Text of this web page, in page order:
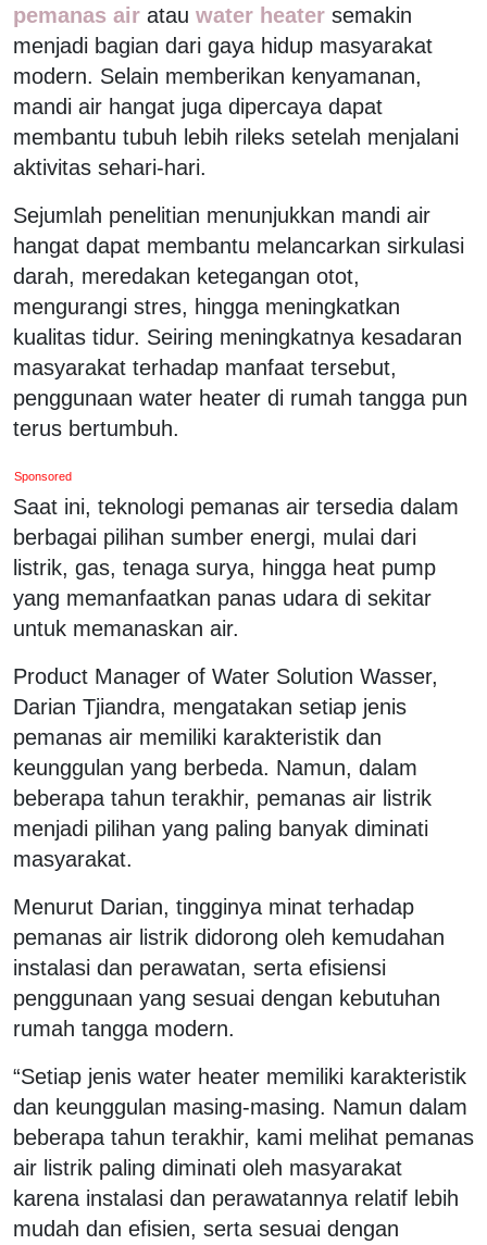
pemanas air atau water heater semakin
menjadi bagian dari gaya hidup masyarakat
modern. Selain memberikan kenyamanan,
mandi air hangat juga dipercaya dapat
membantu tubuh lebih rileks setelah menjalani
aktivitas sehari-hari.
Sejumlah penelitian menunjukkan mandi air
hangat dapat membantu melancarkan sirkulasi
darah, meredakan ketegangan otot,
mengurangi stres, hingga meningkatkan
kualitas tidur. Seiring meningkatnya kesadaran
masyarakat terhadap manfaat tersebut,
penggunaan water heater di rumah tangga pun
terus bertumbuh.
Sponsored
Saat ini, teknologi pemanas air tersedia dalam
berbagai pilihan sumber energi, mulai dari
listrik, gas, tenaga surya, hingga heat pump
yang memanfaatkan panas udara di sekitar
untuk memanaskan air.
Product Manager of Water Solution Wasser,
Darian Tjiandra, mengatakan setiap jenis
pemanas air memiliki karakteristik dan
keunggulan yang berbeda. Namun, dalam
beberapa tahun terakhir, pemanas air listrik
menjadi pilihan yang paling banyak diminati
masyarakat.
Menurut Darian, tingginya minat terhadap
pemanas air listrik didorong oleh kemudahan
instalasi dan perawatan, serta efisiensi
penggunaan yang sesuai dengan kebutuhan
rumah tangga modern.
“Setiap jenis water heater memiliki karakteristik
dan keunggulan masing-masing. Namun dalam
beberapa tahun terakhir, kami melihat pemanas
air listrik paling diminati oleh masyarakat
karena instalasi dan perawatannya relatif lebih
mudah dan efisien, serta sesuai dengan